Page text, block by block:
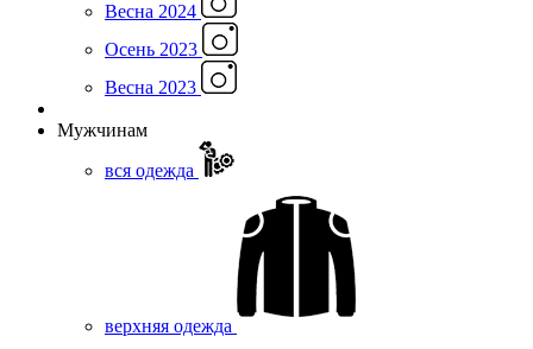
Весна 2024
Осень 2023
Весна 2023
Мужчинам
вся одежда
верхняя одежда